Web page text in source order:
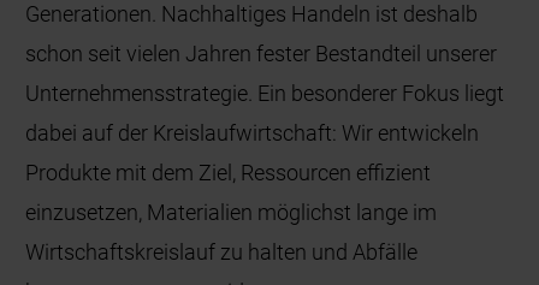
Generationen. Nachhaltiges Handeln ist deshalb
schon seit vielen Jahren fester Bestandteil unserer
Unternehmensstrategie. Ein besonderer Fokus liegt
dabei auf der Kreislaufwirtschaft: Wir entwickeln
Produkte mit dem Ziel, Ressourcen effizient
einzusetzen, Materialien möglichst lange im
Wirtschaftskreislauf zu halten und Abfälle